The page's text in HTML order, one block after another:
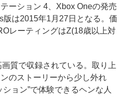
ーション 4、Xbox Oneの発売
版は2015年1月27日となる。価
レーティングはZ(18歳以上対
質で収録されている。取り上
のストーリーから少し外れ
ョン”で体験できるヘンな人